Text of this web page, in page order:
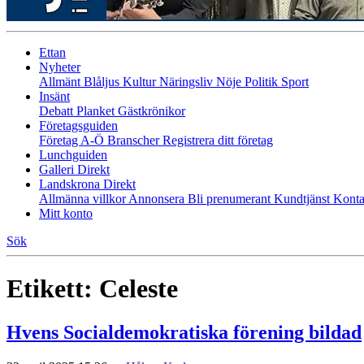
Ettan
Nyheter
Allmänt Blåljus KulturNäringsliv Nöje Politik Sport
Insänt
Debatt Planket Gästkrönikor
Företagsguiden
Företag A-Ö BranscherRegistrera ditt företag
Lunchguiden
Galleri Direkt
Landskrona Direkt
Allmänna villkorAnnonsera Bli prenumerant Kundtjänst
Mitt konto
Sök
Etikett: Celeste
Hvens Socialdemokratiska förening bildad